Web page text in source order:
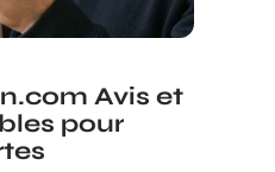
Avis et
pour